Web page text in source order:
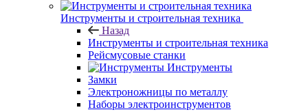
Инструменты и строительная техника
Назад
Инструменты и строительная техника
Рейсмусовые станки
Инструменты
Замки
Электроножницы по металлу
Наборы электроинструментов